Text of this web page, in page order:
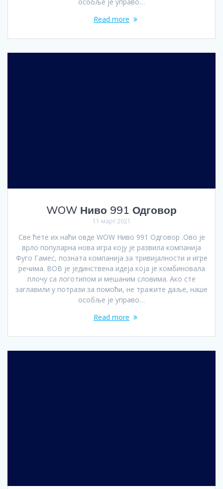
Read more
WOW Ниво 991 Одговор
11 март 2021
Све ћете их наћи овде WOW Ниво 991 Одговор .Ово је
врло популарна нова игра коју је развила компанија
Фуго Гамес, позната компанија за тривијалности и игре
речима. ВОВ је јединствена идеја која је комбиновала
плочу са логотипом и мешаним словима. Ако сте
заглавили у потрази за помоћи, не тражите даље, наше
особље је управо…
Read more